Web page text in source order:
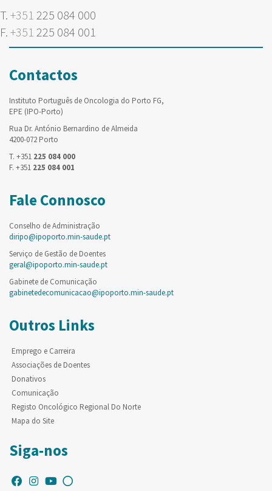
T. +351 225 084 000
F. +351 225 084 001
Contactos
Instituto Português de Oncologia do Porto FG,
EPE (IPO-Porto)
Rua Dr. António Bernardino de Almeida
4200-072 Porto
T. +351 225 084 000
F. +351 225 084 001
Fale Connosco
Conselho de Administração
diripo@ipoporto.min-saude.pt
Serviço de Gestão de Doentes
geral@ipoporto.min-saude.pt
Gabinete de Comunicação
gabinetedecomunicacao@ipoporto.min-saude.pt
Outros Links
Emprego e Carreira
Associações de Doentes
Donativos
Comunicação
Registo Oncológico Regional Do Norte
Mapa do Site
Siga-nos